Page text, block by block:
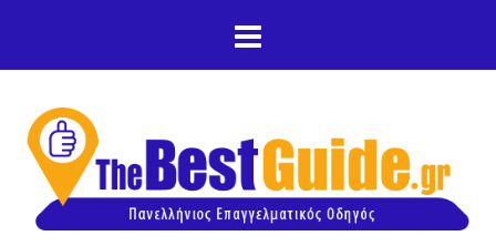
κυρίως περιεχόμενο